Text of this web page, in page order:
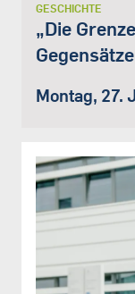
GESCHICHTE
„Die
Montag, 27.